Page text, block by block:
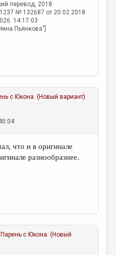
перевод, 2018
№ 132687 от 20.02.2018
14:17:03
Пьянкова"]
с Юкона. (Новый вариант)
что и в оригинале
разнообразнее.
Парень с Юкона. (Новый